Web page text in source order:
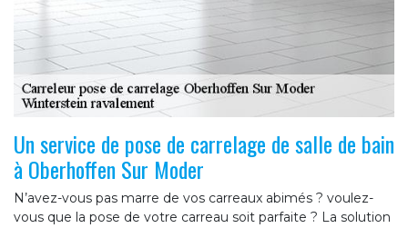
Un service de pose de carrelage de salle de bain
à Oberhoffen Sur Moder
N’avez-vous pas marre de vos carreaux abimés ? voulez-
vous que la pose de votre carreau soit parfaite ? La solution